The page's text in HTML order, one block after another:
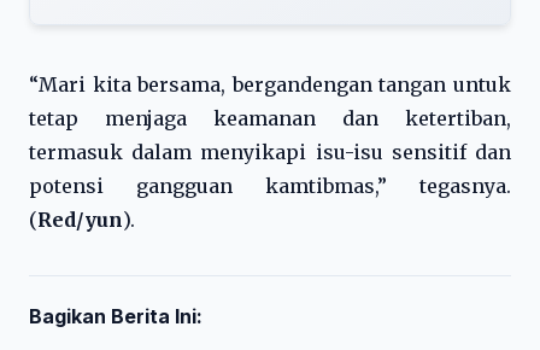
“Mari kita bersama, bergandengan tangan untuk
tetap menjaga keamanan dan ketertiban,
termasuk dalam menyikapi isu-isu sensitif dan
potensi gangguan kamtibmas,” tegasnya.
(Red/yun).
Bagikan Berita Ini: